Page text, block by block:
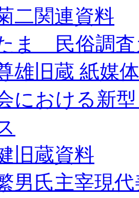
二関連資料
ま 民俗調査
雄旧蔵 紙媒
における新
旧蔵資料
男氏主宰現